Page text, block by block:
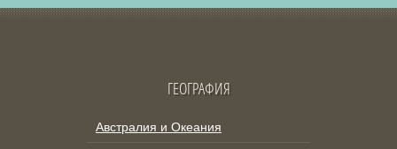
ГЕОГРАФИЯ
Австралия и Океания